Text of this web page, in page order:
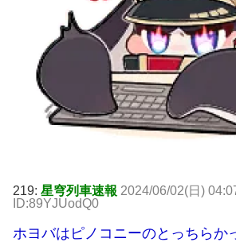
219: 星穹列車速報 2024/06/02(日)
ID:89YJUodQ0
ホヨバはピノコニーのとっちらか